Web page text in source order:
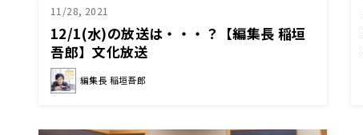
11/28, 2021
12/1(水)の放送は・・・？【編集長 稲垣
吾郎】文化放送
編集長 稲垣吾郎